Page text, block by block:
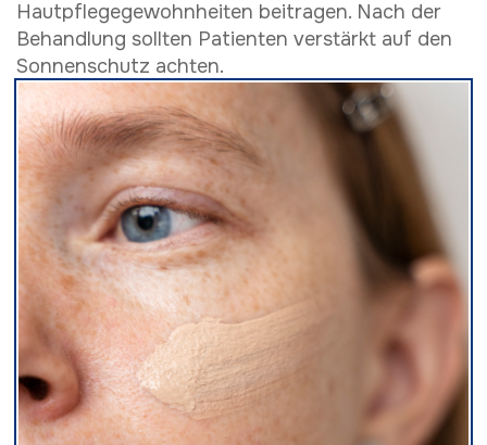
Hautpflegegewohnheiten beitragen. Nach der
Behandlung sollten Patienten verstärkt auf den
Sonnenschutz achten.